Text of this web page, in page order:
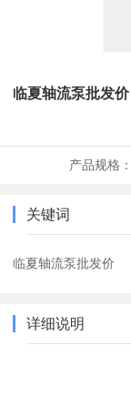
临夏轴流泵批发价
产品规格：
关键词
临夏轴流泵批发价
详细说明